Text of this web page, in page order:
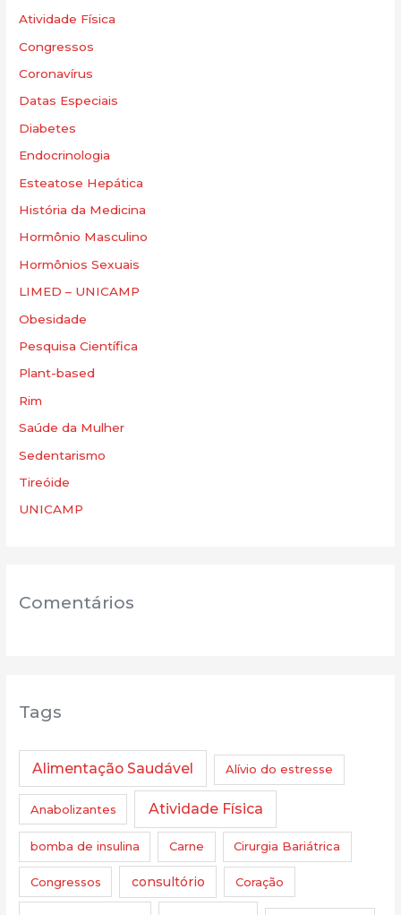
Atividade Física
Congressos
Coronavírus
Datas Especiais
Diabetes
Endocrinologia
Esteatose Hepática
História da Medicina
Hormônio Masculino
Hormônios Sexuais
LIMED – UNICAMP
Obesidade
Pesquisa Científica
Plant-based
Rim
Saúde da Mulher
Sedentarismo
Tireóide
UNICAMP
Comentários
Tags
Alimentação Saudável Alívio do estresse
Anabolizantes Atividade Física
bomba de insulina Carne Cirurgia Bariátrica
Congressos consultório Coração